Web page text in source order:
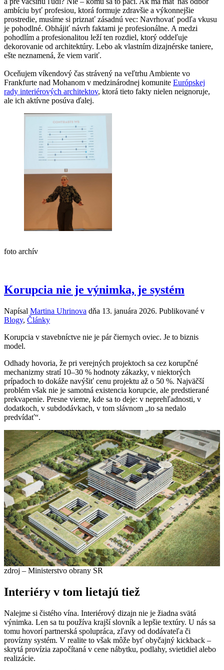
ambíciu byť profesiou, ktorá formuje zdravšie a výkonnejšie
prostredie, musíme si priznať zásadnú vec: Navrhovať podľa vkusu
je pohodlné. Obhájiť návrh faktami je profesionálne. A medzi
pohodlím a profesionalitou leží ten rozdiel, ktorý oddeľuje
dekorovanie od architektúry. Lebo ak vlastním dizajnérske taniere,
ešte neznamená, že viem variť.
Oceňujem víkendový čas strávený na veľtrhu Ambiente vo
Frankfurte nad Mohanom v medzinárodnej komunite Európskej
rady interiérových architektov, ktorá tieto fakty nielen neignoruje,
ale ich aktívne posúva ďalej.
foto archív
Korupcia nie je výnimka, je systém
Napísal Martina Uhrinova dňa 13. januára 2026. Publikované v
Blogy, Články
Korupcia v stavebníctve nie je pár čiernych oviec. Je to biznis
model.
Odhady hovoria, že pri verejných projektoch sa cez korupčné
mechanizmy stratí 10–30 % hodnoty zákazky, v niektorých
prípadoch to dokáže navýšiť cenu projektu až o 50 %. Najväčší
problém však nie je samotná existencia korupcie, ale predstierané
prekvapenie. Presne vieme, kde sa to deje: v neprehľadnosti, v
dodatkoch, v subdodávkach, v tom slávnom „to sa nedalo
predvídať“.
zdroj – Ministerstvo obrany SR
Interiéry v tom lietajú tiež
Nalejme si čistého vína. Interiérový dizajn nie je žiadna svätá
výnimka. Len sa tu používa krajší slovník a lepšie textúry. U nás sa
tomu hovorí partnerská spolupráca, zľavy od dodávateľa či
provízny systém. V realite to však môže byť obyčajný kickback –
skrytá provízia započítaná v cene nábytku, podlahy, svietidiel alebo
realizácie.